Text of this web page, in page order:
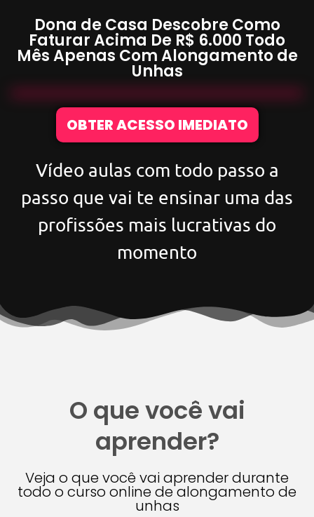
Dona de Casa Descobre Como
Faturar Acima De R$ 6.000 Todo
Mês Apenas ComAlongamento de
Unhas
OBTER ACESSO IMEDIATO
Vídeo aulas com todo passo a
passo que vai te ensinar uma das
profissões mais lucrativas do
momento
O que você vai
aprender?
Veja o que você vai aprender durante
todo o curso online de alongamento de
unhas